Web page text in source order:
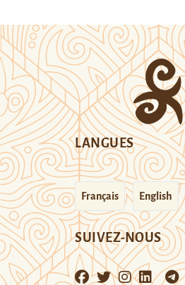
LANGUES
Français English
SUIVEZ-NOUS